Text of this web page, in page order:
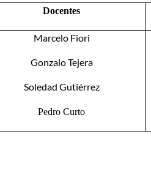
Docentes
Marcelo Fiori
Gonzalo Tejera
Soledad Gutiérrez
Pedro Curto